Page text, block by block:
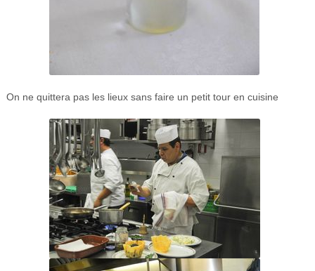
On ne quittera pas les lieux sans faire un petit tour en cuisine